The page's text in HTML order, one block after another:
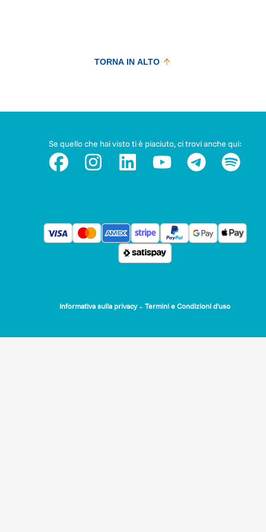
TORNA IN ALTO
Se quello che hai visto ti è piaciuto, ci trovi anche qui:
Informativa sulla privacy - Termini e Condizioni d'uso